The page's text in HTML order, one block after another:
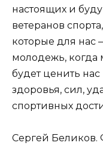
настоящих и
ветеранов
которые для нас
молодежь, когда
будет ценить
здоровья, сил,
спортивных
Сергей Беликов.